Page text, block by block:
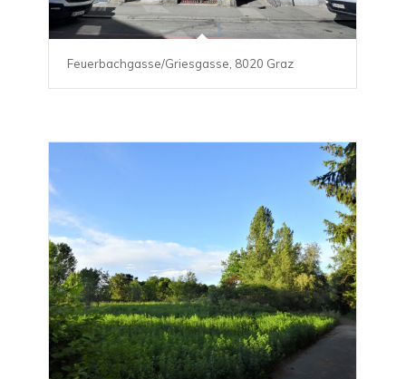
Feuerbachgasse/Griesgasse, 8020 Graz